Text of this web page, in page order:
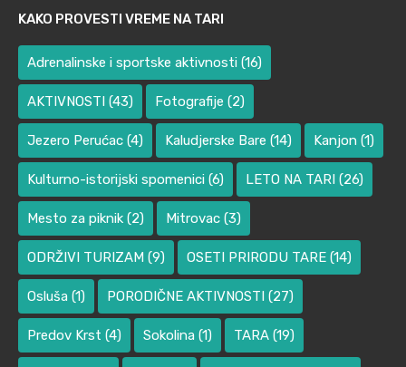
KAKO PROVESTI VREME NA TARI
Adrenalinske i sportske aktivnosti (16)
AKTIVNOSTI (43) Fotografije (2)
Jezero Perućac (4) Kaludjerske Bare (14) Kanjon (1)
Kulturno-istorijski spomenici (6) LETO NA TARI (26)
Mesto za piknik (2) Mitrovac (3)
ODRŽIVI TURIZAM (9) OSETI PRIRODU TARE (14)
Osluša (1) PORODIČNE AKTIVNOSTI (27)
Predov Krst (4) Sokolina (1) TARA (19)